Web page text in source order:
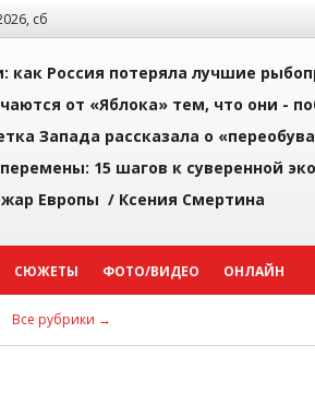
сб
как Россия потеряла лучшие
от «Яблока» тем, что они -
Запада рассказала о
15 шагов к суверенной
Европы / Ксения Смертина
СЮЖЕТЫ ФОТО/ВИДЕО ОНЛАЙН
Все рубрики →